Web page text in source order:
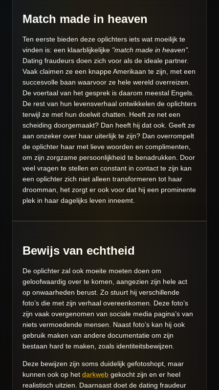
Match made in heaven
Ten eerste bieden deze oplichters iets wat moeilijk te
vinden is: een klaarblijkelijke "match made in heaven".
Dating fraudeurs doen zich voor als de ideale partner.
Vaak claimen ze een knappe Amerikaan te zijn, met een
succesvolle baan waarvoor ze hele wereld overreizen.
De voertaal van het gesprek is daarom meestal Engels.
De rest van hun levensverhaal ontwikkelen de oplichters
terwijl ze met hun doelwit chatten. Heeft ze net een
scheiding doorgemaakt? Dan heeft hij dat ook. Geeft ze
aan onzeker over haar uiterlijk te zijn? Dan overrompelt
de oplichter haar met lieve woorden en complimenten,
om zijn zorgzame persoonlijkheid te benadrukken. Door
veel vragen te stellen en constant in contact te zijn kan
een oplichter zich niet alleen transformeren tot haar
droomman, het zorgt er ook voor dat hij een prominente
plek in haar dagelijks leven inneemt.
Bewijs van echtheid
De oplichter zal ook moeite moeten doen om
geloofwaardig over te komen, aangezien zijn hele act
op onwaarheden berust. Zo stuurt hij verschillende
foto’s die met zijn verhaal overeenkomen. Deze foto’s
zijn vaak overgenomen van sociale media pagina’s van
niets vermoedende mensen. Naast foto’s kan hij ook
gebruik maken van andere documentatie om zijn
bestaan hard te maken, zoals identiteitsbewijzen.
Deze bewijzen zijn soms duidelijk gefotoshopt, maar
kunnen ook op het darkweb gekocht zijn en er heel
realistisch uitzien. Daarnaast doet de dating fraudeur